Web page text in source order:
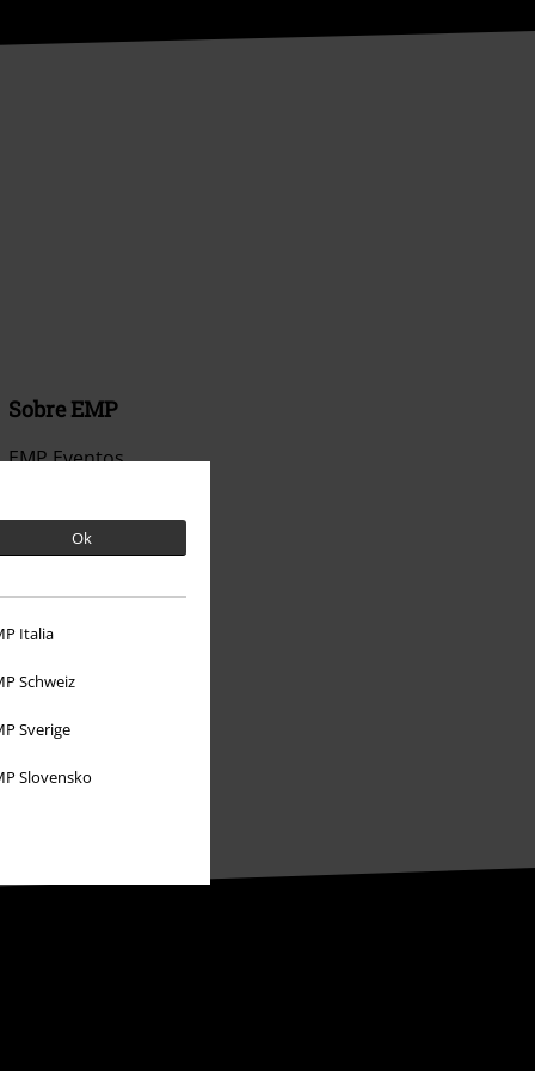
Ok
Italia
Schweiz
Sverige
Slovensko
Sobre EMP
EMP Eventos
Sostenibilidad